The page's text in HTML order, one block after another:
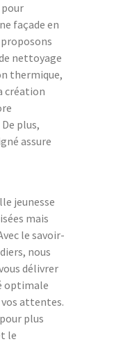
façade en
nettoyage
thermique,
création
plus,
assure
jeunesse
mais
le savoir-
nous
délivrer
optimale
attentes.
plus
le